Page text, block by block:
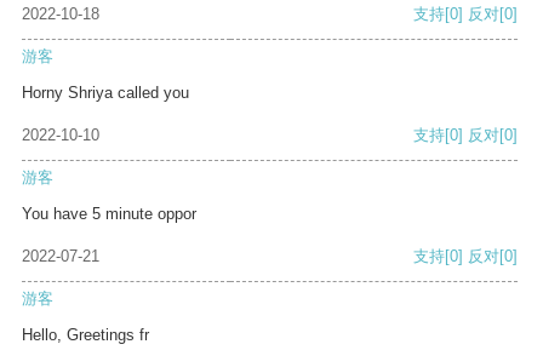
2022-10-18 支持[0] 反对[0]
游客
Horny Shriya called you
2022-10-10 支持[0] 反对[0]
游客
You have 5 minute oppor
2022-07-21 支持[0] 反对[0]
游客
Hello, Greetings fr